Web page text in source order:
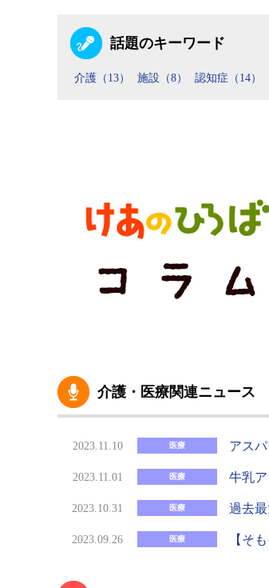
話題のキーワード
介護（13） 施設（8） 認知症（14）
介護・医療関連ニュース
2023.11.10 医療 アス
2023.11.01 医療 牛乳
2023.10.31 医療 過去
2023.09.26 医療 【そ